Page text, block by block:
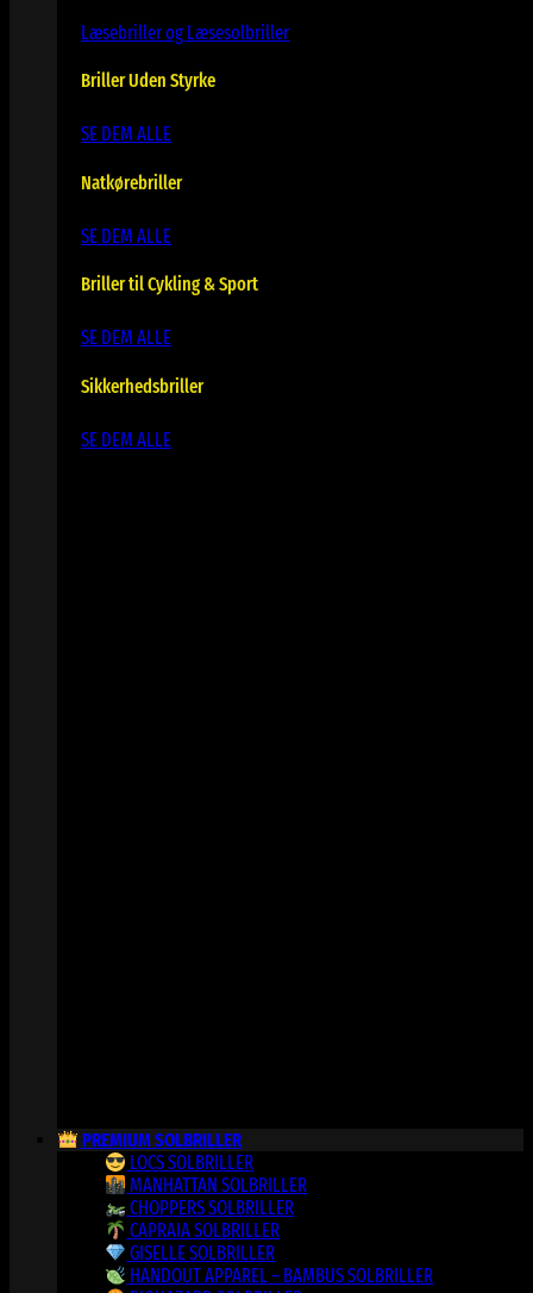
Læsebriller og Læsesolbriller
Briller Uden Styrke
SE DEM ALLE
Natkørebriller
SE DEM ALLE
Briller til Cykling & Sport
SE DEM ALLE
Sikkerhedsbriller
SE DEM ALLE
PREMIUM SOLBRILLER
LOCS SOLBRILLER
MANHATTAN SOLBRILLER
CHOPPERS SOLBRILLER
CAPRAIA SOLBRILLER
GISELLE SOLBRILLER
HANDOUT APPAREL – BAMBUS SOLBRILLER